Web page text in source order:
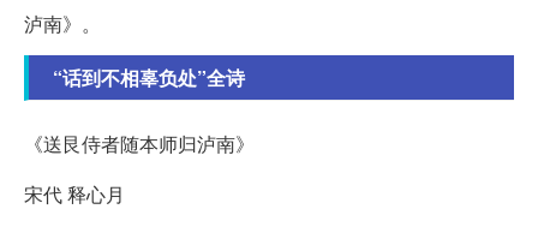
泸南》。
“话到不相辜负处”全诗
《送艮侍者随本师归泸南》
宋代 释心月